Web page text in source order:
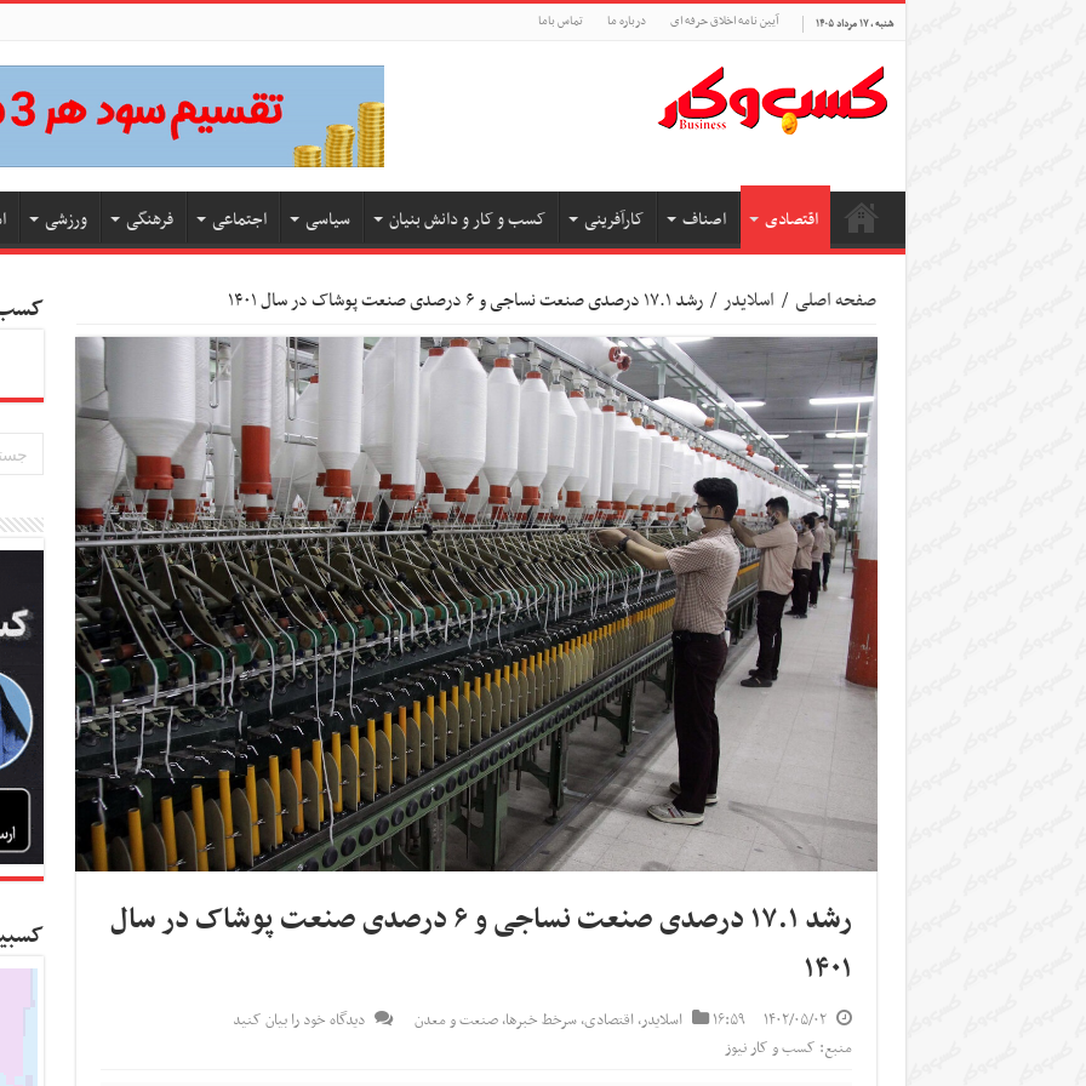
شنبه , ۱۷ مرداد ۱۴۰۵ آیین نامه اخلاق حرفه ای درباره ما تماس باما
اقتصادی اصناف کارآفرینی کسب و کار و دانش بنیان سیاسی اجتماعی فرهنگی ورزشی
صفحه اصلی / اسلایدر / رشد ۱۷.۱ درصدی صنعت نساجی و ۶ درصدی صنعت پوشاک در سال ۱۴۰۱
رشد ۱۷.۱ درصدی صنعت نساجی و ۶ درصدی صنعت پوشاک در سال
۱۴۰۱
۱۴۰۲/۰۵/۰۲ ۱۶:۵۹ اسلایدر,اقتصادی,سرخط خبرها,صنعت و معدن
دیدگاه خود را بیان کنید
منبع: کسب و کار نیوز
کسب